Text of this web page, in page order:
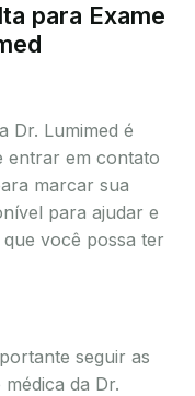
para Exame
Dr. Lumimed é
entrar em contato
marcar sua
para ajudar e
você possa ter
seguir as
da Dr.